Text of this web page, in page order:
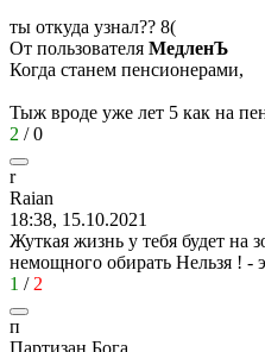
ты откуда узнал?? 8(
От пользователя МедленЪ
Когда станем пенсионерами,
Тыж вроде уже лет 5 как на
2 /0
r
Raian
18:38, 15.10.2021
Жуткая жизнь у тебя будет на
немощного обирать Нельзя ! -
1 / 2
п
Партизан Бога